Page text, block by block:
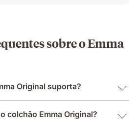
sobre o Emma
Original suporta?
colchão Emma Original?